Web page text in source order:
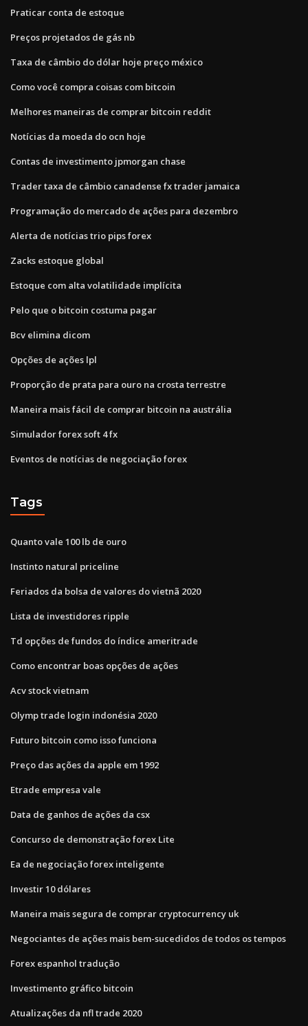
Praticar conta de estoque
Preços projetados de gás nb
Taxa de câmbio do dólar hoje preço méxico
Como você compra coisas com bitcoin
Melhores maneiras de comprar bitcoin reddit
Notícias da moeda do ocn hoje
Contas de investimento jpmorgan chase
Trader taxa de câmbio canadense fx trader jamaica
Programação do mercado de ações para dezembro
Alerta de notícias trio pips forex
Zacks estoque global
Estoque com alta volatilidade implícita
Pelo que o bitcoin costuma pagar
Bcv elimina dicom
Opções de ações lpl
Proporção de prata para ouro na crosta terrestre
Maneira mais fácil de comprar bitcoin na austrália
Simulador forex soft 4 fx
Eventos de notícias de negociação forex
Tags
Quanto vale 100 lb de ouro
Instinto natural priceline
Feriados da bolsa de valores do vietnã 2020
Lista de investidores ripple
Td opções de fundos do índice ameritrade
Como encontrar boas opções de ações
Acv stock vietnam
Olymp trade login indonésia 2020
Futuro bitcoin como isso funciona
Preço das ações da apple em 1992
Etrade empresa vale
Data de ganhos de ações da csx
Concurso de demonstração forex Lite
Ea de negociação forex inteligente
Investir 10 dólares
Maneira mais segura de comprar cryptocurrency uk
Negociantes de ações mais bem-sucedidos de todos os tempos
Forex espanhol tradução
Investimento gráfico bitcoin
Atualizações da nfl trade 2020